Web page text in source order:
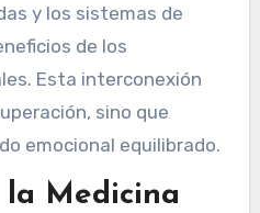
y los sistemas de
de los
Esta interconexión
sino que
emocional equilibrado.
la Medicina